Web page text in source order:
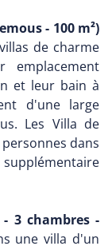
- 100 m²)
de charme
et leur bain à
d'une large
Les Villa de
dans
3 chambres -
une villa d'un